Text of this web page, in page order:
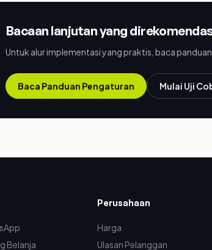
Bacaan lanjutan yang
Untuk alur implementasi yang praktis, baca
Baca Panduan Pengaturan Mulai Uji
Belanja
Perusahaan
Harga
Ulasan Pelanggan